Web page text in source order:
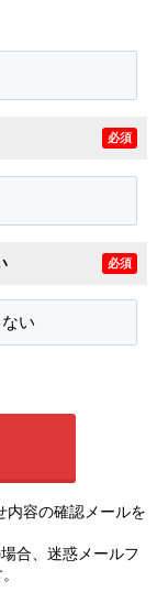
必須
必須
い
内容の確認メールを
合、迷惑メールフ